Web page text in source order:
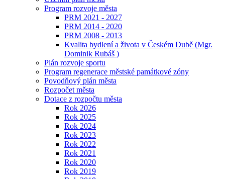
Program rozvoje města
PRM 2021 - 2027
PRM 2014 - 2020
PRM 2008 - 2013
Kvalita bydlení a života v Českém Dubě (Mgr.
Dominik Rubáš )
Plán rozvoje sportu
Program regenerace městské památkové zóny
Povodňový plán města
Rozpočet města
Dotace z rozpočtu města
Rok 2026
Rok 2025
Rok 2024
Rok 2023
Rok 2022
Rok 2021
Rok 2020
Rok 2019